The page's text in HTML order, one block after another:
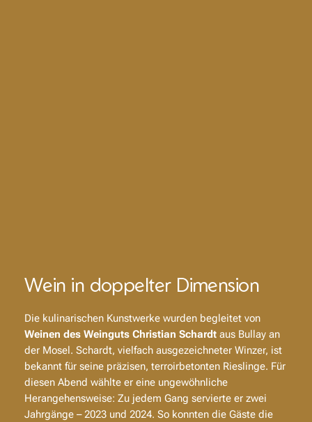
Wein in doppelter Dimension
Die kulinarischen Kunstwerke wurden begleitet von
Weinen des Weinguts Christian Schardtaus Bullay an
der Mosel. Schardt, vielfach ausgezeichneter Winzer, ist
bekannt für seine präzisen, terroirbetonten Rieslinge. Für
diesen Abend wählte er eine ungewöhnliche
Herangehensweise: Zu jedem Gang servierte er zwei
Jahrgänge – 2023 und 2024. So konnten die Gäste die